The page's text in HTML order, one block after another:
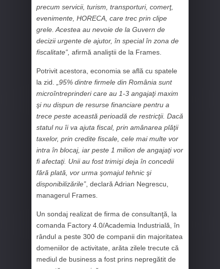
precum servicii, turism, transporturi, comerţ,
evenimente, HORECA, care trec prin clipe
grele. Acestea au nevoie de la Guvern de
decizii urgente de ajutor, în special în zona de
fiscalitate”, afirmă analiştii de la Frames.
Potrivit acestora, economia se află cu spatele
la zid.
„95% dintre firmele din România sunt
microîntreprinderi care au 1-3 angajaţi maxim
şi nu dispun de resurse financiare pentru a
trece peste această perioadă de restricţii. Dacă
statul nu îi va ajuta fiscal, prin amânarea plăţii
taxelor, prin credite fiscale, cele mai multe vor
intra în blocaj, iar peste 1 milion de angajaţi vor
fi afectaţi. Unii au fost trimişi deja în concedii
fără plată, vor urma şomajul tehnic şi
disponibilizările” , declară Adrian Negrescu,
managerul Frames.
Un sondaj realizat de firma de consultanţă, la
comanda Factory 4.0/Academia Industrială, în
rândul a peste 300 de companii din majoritatea
domeniilor de activitate, arăta zilele trecute că
mediul de business a fost prins nepregătit de